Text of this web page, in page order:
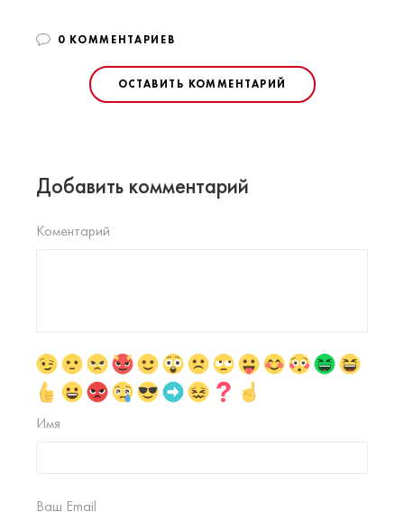
0 КОММЕНТАРИЕВ
ОСТАВИТЬ КОММЕНТАРИЙ
Добавить комментарий
Коментарий
Имя
Ваш Email